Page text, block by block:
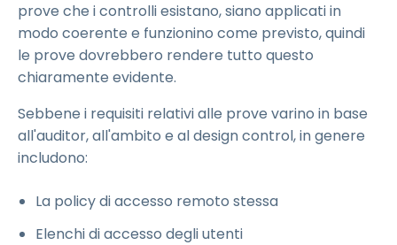
prove che i controlli esistano, siano applicati in
modo coerente e funzionino come previsto, quindi
le prove dovrebbero rendere tutto questo
chiaramente evidente.
Sebbene i requisiti relativi alle prove varino in base
all'auditor, all'ambito e al design control, in genere
includono:
La policy di accesso remoto stessa
Elenchi di accesso degli utenti